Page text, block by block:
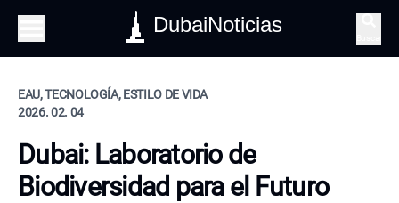
DubaiNoticias
EAU, TECNOLOGÍA, ESTILO DE VIDA
2026. 02. 04
Dubai: Laboratorio de
Biodiversidad para el Futuro